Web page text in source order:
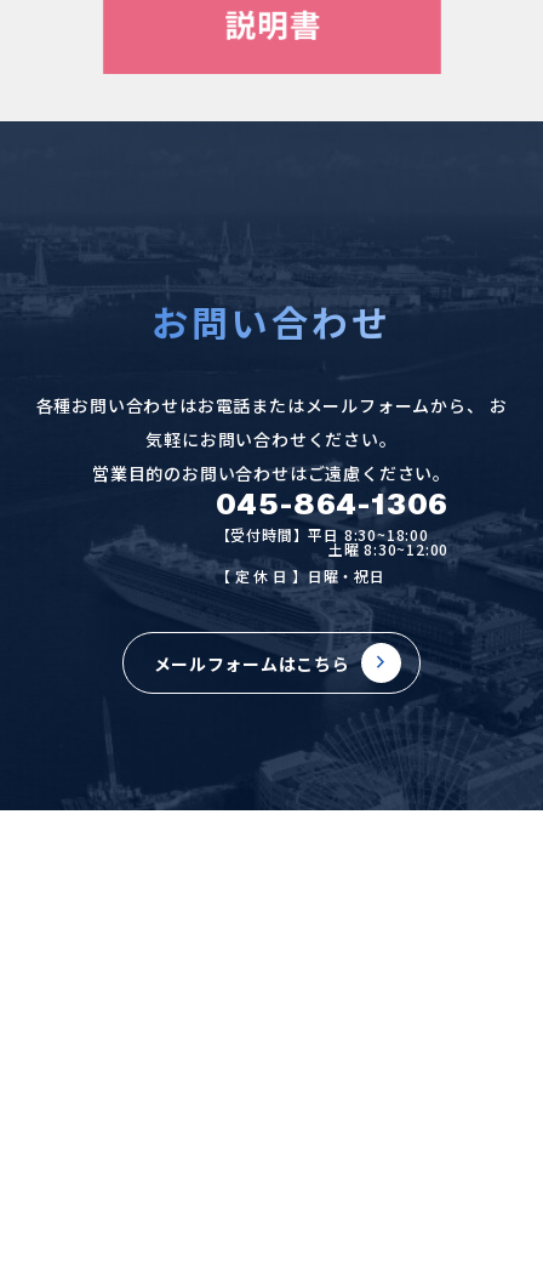
お問い合わせ
各種お問い合わせはお電話またはメールフォームから、
お
気軽にお問い合わせください。
営業目的のお問い合わせはご遠慮ください。
045-864-1306
【受付時間】平日 8:30~18:00
土曜 8:30~12:00
【定休日】日曜・祝日
メールフォームはこちら